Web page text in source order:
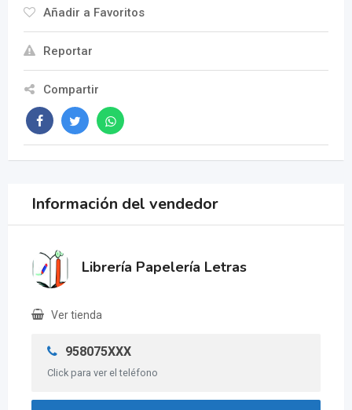
Añadir a Favoritos
Reportar
Compartir
Información del vendedor
Librería Papelería Letras
Ver tienda
958075XXX
Click para ver el teléfono